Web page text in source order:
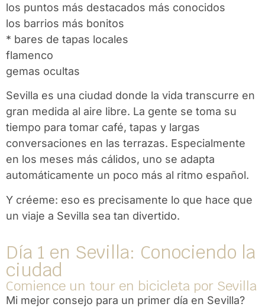
los puntos más destacados más conocidos
los barrios más bonitos
* bares de tapas locales
flamenco
gemas ocultas
Sevilla es una ciudad donde la vida transcurre en
gran medida al aire libre. La gente se toma su
tiempo para tomar café, tapas y largas
conversaciones en las terrazas. Especialmente
en los meses más cálidos, uno se adapta
automáticamente un poco más al ritmo español.
Y créeme: eso es precisamente lo que hace que
un viaje a Sevilla sea tan divertido.
Día 1 en Sevilla: Conociendo la
ciudad
Comience un tour en bicicleta por Sevilla
Mi mejor consejo para un primer día en Sevilla?